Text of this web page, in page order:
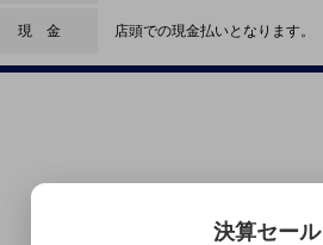
現 金 店頭での現金払いとなります。
決算セール